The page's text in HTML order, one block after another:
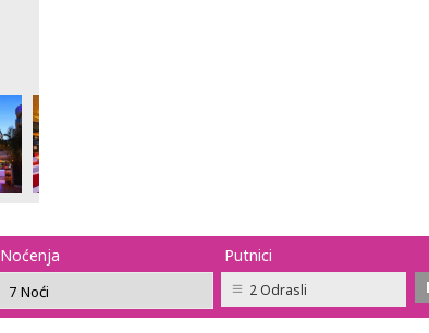
Noćenja Putnici
2 Odrasli